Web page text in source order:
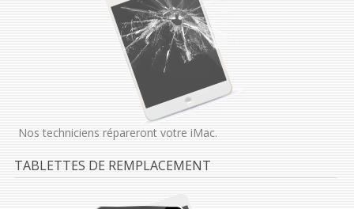
Nos techniciens répareront votre iMac.
TABLETTES DE REMPLACEMENT